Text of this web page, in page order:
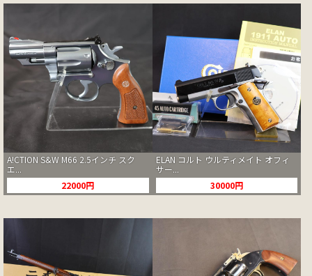
A!CTION S&W M66 2.5インチ スク
エ...
22000円
ELAN コルト ウルティメイト オフィ
サー...
30000円